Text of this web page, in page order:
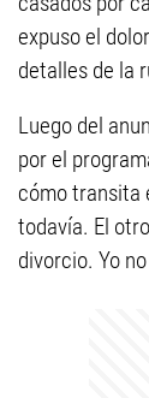
expuso el
detalles de la
Luego del
por el
cómo transita
todavía. El
divorcio. Yo